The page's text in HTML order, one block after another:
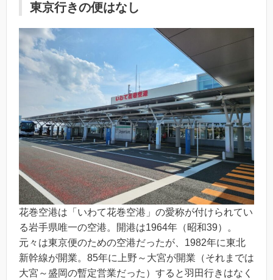
東京行きの便はなし
花巻空港は「いわて花巻空港」の愛称が付けられてい
る岩手県唯一の空港。開港は1964年（昭和39）。
元々は東京便のための空港だったが、1982年に東北
新幹線が開業。85年に上野～大宮が開業（それまでは
大宮～盛岡の暫定営業だった）すると羽田行きはなく